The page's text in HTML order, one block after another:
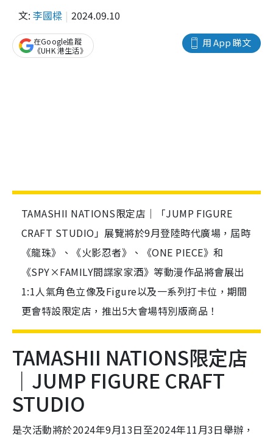
文: 李國樑 2024.09.10
用 App 睇文
在Google追蹤
《UHK 港生活》
TAMASHII NATIONS限定店｜「JUMP FIGURE
CRAFT STUDIO」展覽將於9月登陸時代廣場，屆時
《龍珠》、《火影忍者》、《ONE PIECE》和
《SPY×FAMILY間諜家家酒》等動漫作品將會展出
1:1人氣角色立像及Figure以及一系列打卡位，期間
更會特設限定店，推出5大會場特別版商品！
TAMASHII NATIONS限定店
｜JUMP FIGURE CRAFT
STUDIO
是次活動將於2024年9月13日至2024年11月3日舉辦，